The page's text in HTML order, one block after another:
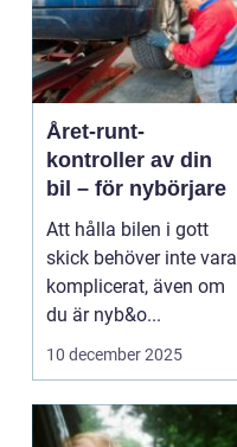
Året-runt-
kontroller av din
bil – för nybörjare
Att hålla bilen i gott
skick behöver inte vara
komplicerat, även om
du är nyb&o...
10 december 2025